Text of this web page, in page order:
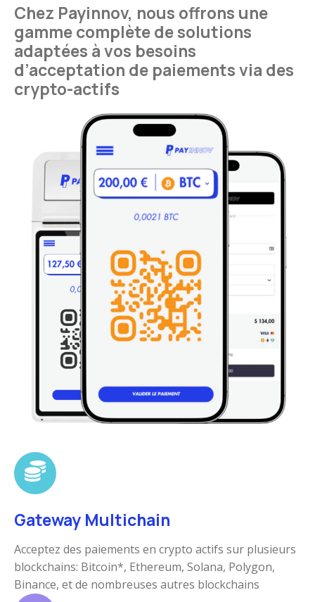
Chez Payinnov, nous offrons une
gamme complète de solutions
adaptées à vos besoins
d’acceptation de paiements via des
crypto-actifs
Gateway Multichain
Acceptez des paiements en crypto actifs sur plusieurs
blockchains: Bitcoin*, Ethereum, Solana, Polygon,
Binance, et de nombreuses autres blockchains